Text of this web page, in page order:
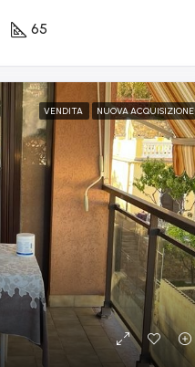
65
VENDITA NUOVA ACQUISIZIONE